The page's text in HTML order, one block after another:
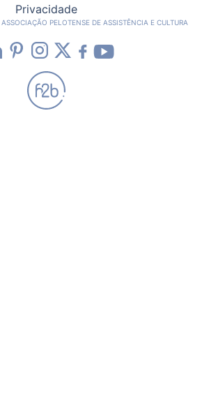
Privacidade
PELOTENSE DE ASSISTÊNCIA E CULTURA